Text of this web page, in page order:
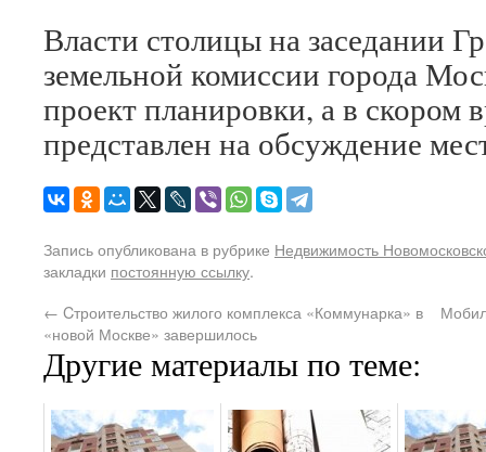
Власти столицы на заседании
земельной комиссии города
проект планировки, а в скором
представлен на обсуждение
Запись опубликована в рубрике Недвижимость
закладки постоянную ссылку.
← Cтроительство жилого комплекса «Коммунарка» в
«новой Москве» завершилось
Другие материалы по теме: